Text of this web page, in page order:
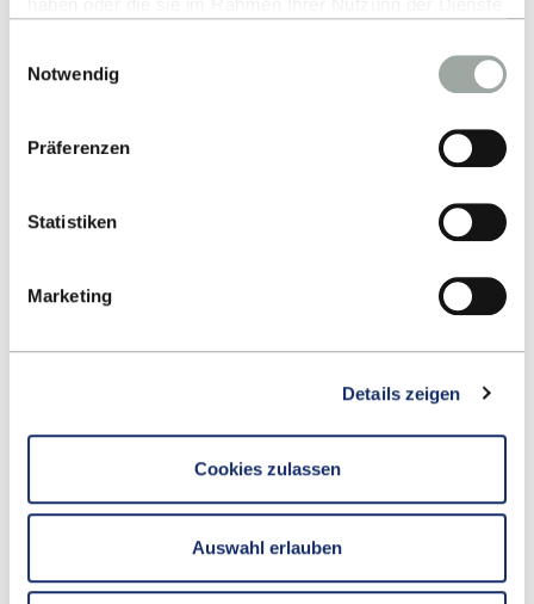
Alles zum Thema Cookies und personenbezogene
Datenverarbeitung entnehmen Sie unserer
Notwendig
Präferenzen
Statistiken
Marketing
Details zeigen
Cookies zulassen
Auswahl erlauben
Contact
Studying at ESB